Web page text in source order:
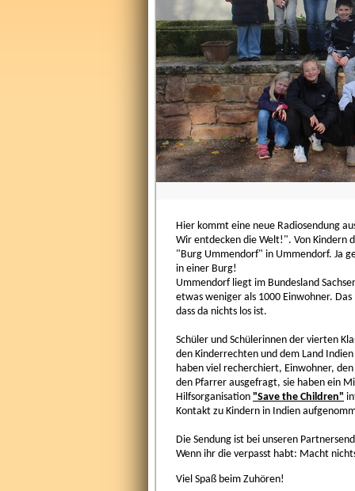
Hier kommt eine neue Radiosendung
Wir entdecken die Welt!". Von Kindern
"Burg Ummendorf" in Ummendorf. Ja
in einer Burg!
Ummendorf liegt im Bundesland
etwas weniger als 1000 Einwohner.
dass da nichts los ist.
Schüler und Schülerinnen der vierten
den Kinderrechten und dem Land
haben viel recherchiert, Einwohner,
den Pfarrer ausgefragt, sie haben ein
Hilfsorganisation "Save the Children"
Kontakt zu Kindern in Indien
Die Sendung ist bei unseren
Wenn ihr die verpasst habt: Macht
Viel Spaß beim Zuhören!